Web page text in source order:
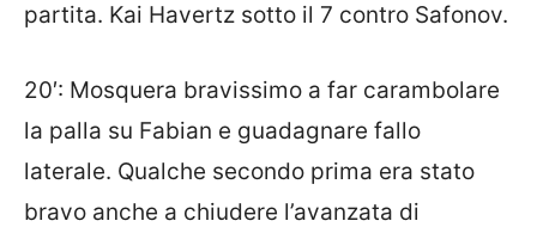
partita. Kai Havertz sotto il 7 contro Safonov.
20′: Mosquera bravissimo a far carambolare
la palla su Fabian e guadagnare fallo
laterale. Qualche secondo prima era stato
bravo anche a chiudere l’avanzata di